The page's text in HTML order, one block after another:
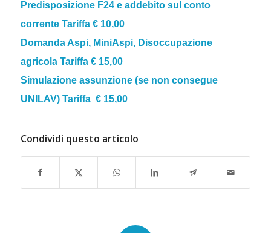
Predisposizione F24 e addebito sul conto
correnteTariffa € 10,00
Domanda Aspi, MiniAspi, Disoccupazione
agricola Tariffa € 15,00
Simulazione assunzione (se non consegue
UNILAV) Tariffa € 15,00
Condividi questo articolo